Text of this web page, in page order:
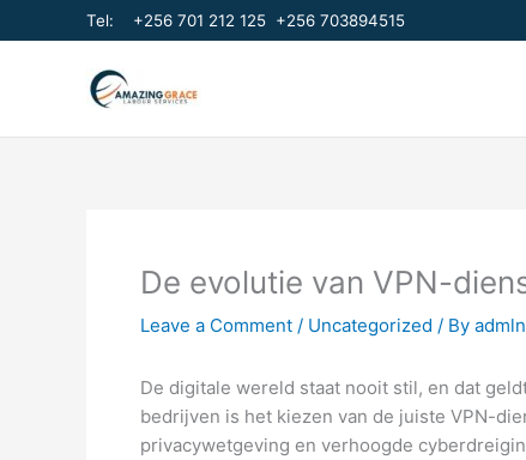
to
Tel: +256 701 212 125 +256 703894515
De evolutie van VPN-
Leave a Comment / Uncategorized / By
De digitale wereld staat nooit stil, en dat
bedrijven is het kiezen van de juiste VPN-
privacywetgeving en verhoogde